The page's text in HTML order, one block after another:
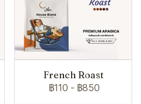
French Roast
฿110 - ฿850